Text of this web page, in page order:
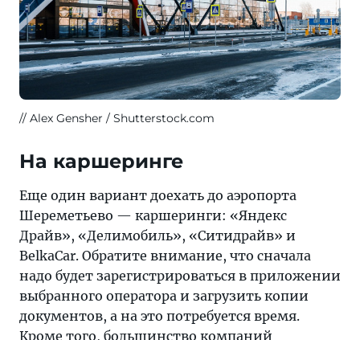
Alex Gensher / Shutterstock.com
На каршеринге
Еще один вариант доехать до аэропорта
Шереметьево — каршеринги: «Яндекс
Драйв», «Делимобиль», «Ситидрайв» и
BelkaCar. Обратите внимание, что сначала
надо будет зарегистрироваться в приложении
выбранного оператора и загрузить копии
документов, а на это потребуется время.
Кроме того, большинство компаний